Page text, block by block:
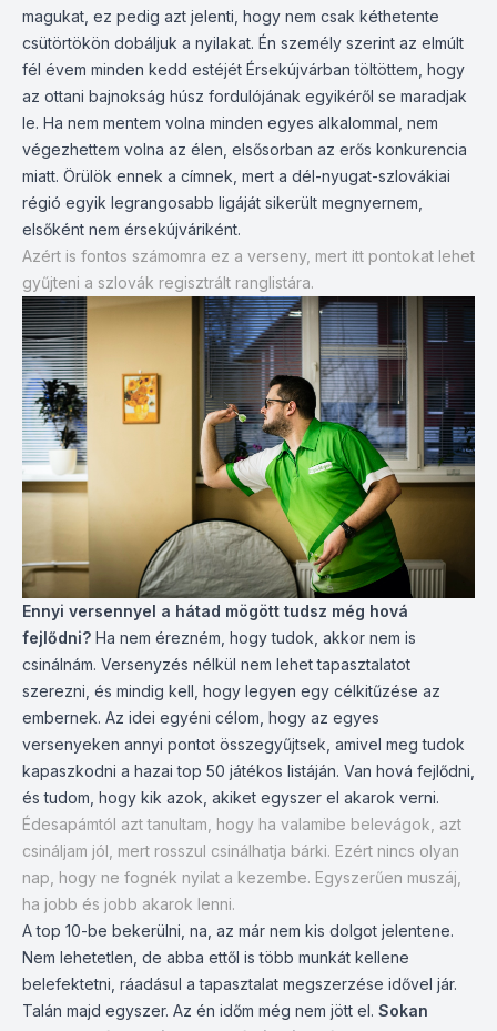
magukat, ez pedig azt jelenti, hogy nem csak kéthetente
csütörtökön dobáljuk a nyilakat. Én személy szerint az elmúlt
fél évem minden kedd estéjét Érsekújvárban töltöttem, hogy
az ottani bajnokság húsz fordulójának egyikéről se maradjak
le. Ha nem mentem volna minden egyes alkalommal, nem
végezhettem volna az élen, elsősorban az erős konkurencia
miatt. Örülök ennek a címnek, mert a dél-nyugat-szlovákiai
régió egyik legrangosabb ligáját sikerült megnyernem,
elsőként nem érsekújváriként.
Azért is fontos számomra ez a verseny, mert itt pontokat lehet
gyűjteni a szlovák regisztrált ranglistára.
Ennyi versennyel a hátad mögött tudsz még hová
fejlődni? Ha nem érezném, hogy tudok, akkor nem is
csinálnám. Versenyzés nélkül nem lehet tapasztalatot
szerezni, és mindig kell, hogy legyen egy célkitűzése az
embernek. Az idei egyéni célom, hogy az egyes
versenyeken annyi pontot összegyűjtsek, amivel meg tudok
kapaszkodni a hazai top 50 játékos listáján. Van hová fejlődni,
és tudom, hogy kik azok, akiket egyszer el akarok verni.
Édesapámtól azt tanultam, hogy ha valamibe belevágok, azt
csináljam jól, mert rosszul csinálhatja bárki. Ezért nincs olyan
nap, hogy ne fognék nyilat a kezembe. Egyszerűen muszáj,
ha jobb és jobb akarok lenni.
A top 10-be bekerülni, na, az már nem kis dolgot jelentene.
Nem lehetetlen, de abba ettől is több munkát kellene
belefektetni, ráadásul a tapasztalat megszerzése idővel jár.
Talán majd egyszer. Az én időm még nem jött el. Sokan